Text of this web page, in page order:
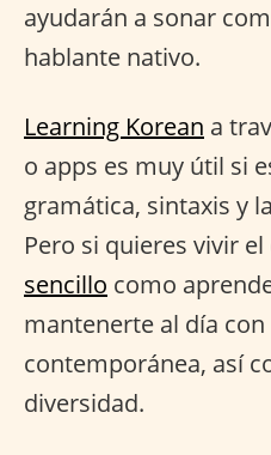
ayudarán a sonar
hablante nativo.
Learning Korean a
o apps es muy útil si
gramática, sintaxis y
Pero si quieres vivir
sencillo como
mantenerte al día
contemporánea, así
diversidad.